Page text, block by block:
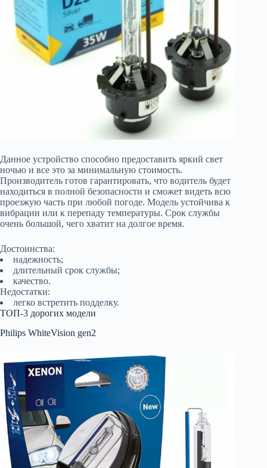
Данное устройство способно предоставить яркий свет
ночью и все это за минимальную стоимость.
Производитель готов гарантировать, что водитель будет
находиться в полной безопасности и сможет видеть всю
проезжую часть при любой погоде. Модель устойчива к
вибрации или к перепаду температуры. Срок службы
очень большой, чего хватит на долгое время.
Достоинства:
надежность;
длительный срок службы;
качество.
Недостатки:
легко встретить подделку.
ТОП-3 дорогих модели
Philips WhiteVision gen2